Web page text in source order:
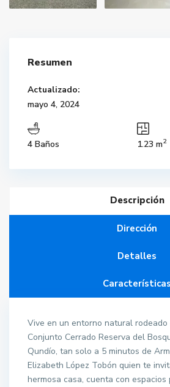
Resumen
Actualizado:
mayo 4, 2024
4 Baños 1.23 m2
Descripción
Dirección
Detalles
Características
Vive en un entorno natural
Conjunto Cerrado Reserva del
Qundío, tan solo a 5 minutos de
Elizabeth López Tobón quien te
hermosa casa, cuenta con